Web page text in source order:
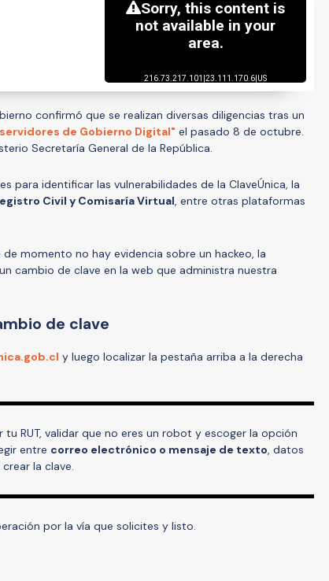
confirmó que se realizan diversas diligencias tras un
de Gobierno Digital" el pasado 8 de octubre.
Secretaría General de la República.
para identificar las vulnerabilidades de la ClaveÚnica, la
Civil y Comisaría Virtual, entre otras plataformas
momento no hay evidencia sobre un hackeo, la
cambio de clave en la web que administra nuestra
de clave
y luego localizar la pestaña arriba a la derecha
RUT, validar que no eres un robot y escoger la opción
entre correo electrónico o mensaje de texto, datos
la clave.
por la vía que solicites y listo.